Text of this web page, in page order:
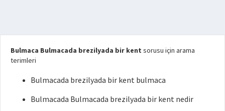
Bulmaca Bulmacada brezilyada bir kent sorusu için arama
terimleri
Bulmacada brezilyada bir kent bulmaca
Bulmacada Bulmacada brezilyada bir kent nedir